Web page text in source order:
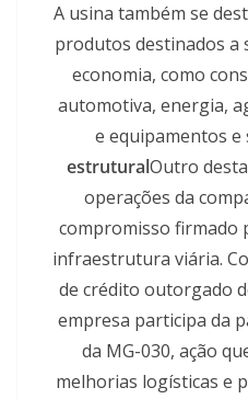
A usina também se
produtos destinados a
economia, como
automotiva, energia,
e equipamentos e
estruturalOutro
operações da
compromisso firmado
infraestrutura viária.
de crédito outorgado
empresa participa da
da MG-030, ação
melhorias logísticas e